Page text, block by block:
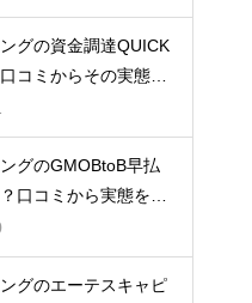
グの資金調達QUICK
コミからその実態を
グのGMOBtoB早払
口コミから実態を徹
グのエーテスキャピ